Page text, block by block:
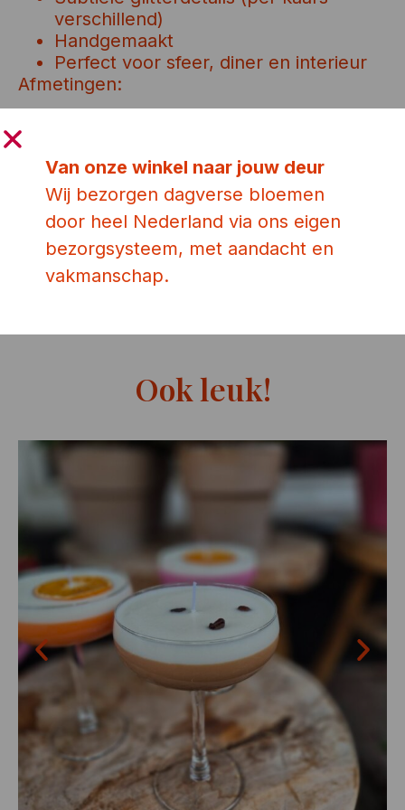
verschillend)
Handgemaakt
Perfect voor sfeer, diner en interieur
Afmetingen:
Met deze dinnerkaars haal je een stijlvol
lichtpuntje in huis dat elk moment net iets
bijzonderder maakt.
Toevoegen aan winkelwagen
Ook leuk!
Bekijken
Van onze winkel naar jouw deur
Wij bezorgen dagverse bloemen
door heel Nederland via ons eigen
bezorgsysteem, met aandacht en
vakmanschap.